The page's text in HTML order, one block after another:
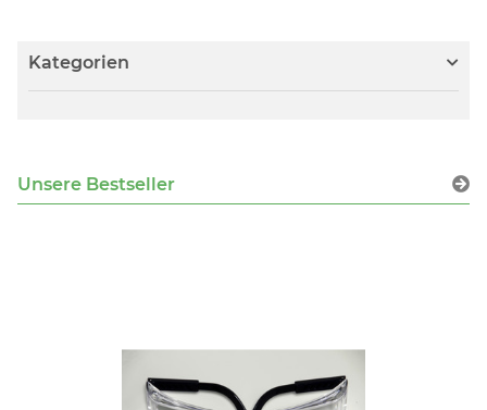
Kategorien
Unsere Bestseller